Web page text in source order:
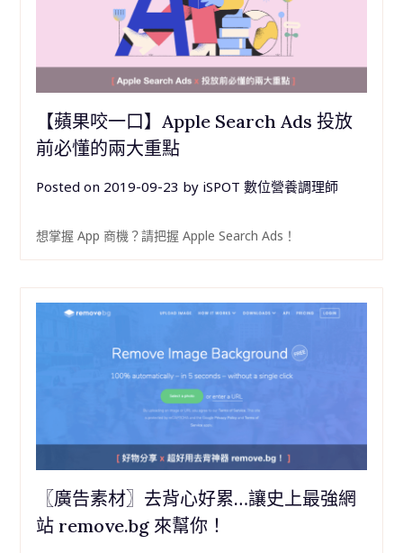
【蘋果咬一口】Apple Search Ads 投放
前必懂的兩大重點
Posted on 2019-09-23 by iSPOT 數位營養調理師
想掌握 App 商機？請把握 Apple Search Ads！
〖廣告素材〗去背心好累…讓史上最強網
站 remove.bg 來幫你！